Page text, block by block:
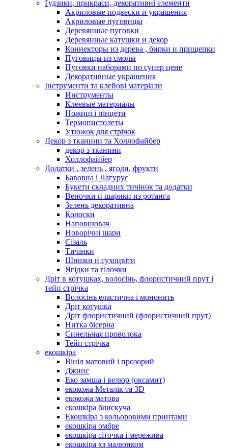
Ґудзики, прикраси, декоративні елементи
Акриловые подвески и украшения
Акриловые пуговицы
Деревянные пуговки
Деревянные катушки и декор
Коннекторы из дерева , бирки и прищепки
Пуговицы из смолы
Пуговки наборами по супер цене
Декоративные украшения
Інструменти та клейові матеріали
Инструменты
Клеевые материалы
Ножиці і пінцети
Термопистолеты
Утюжок для стрічок
Декор з тканини та Холлофайбер
декор з тканини
Холлофайбер
Додатки , зелень , ягоди, фрукти
Бавовна і Лагурус
Букети складних тичінок та додатки
Веночки и шарики из ротанга
Зелень декоративна
Колоски
Наповнювач
Новорічні шари
Сізаль
Тичінки
Шишки и сухоцвіти
Ягідки та гілочки
Дріт в котушках, волосінь, флористичний прут і
тейп стрічка
Волосінь еластична і мононить
Дріт котушка
Дріт флористичний (флористичний прут)
Нитка бісерна
Синельная проволока
Тейп стрічка
екошкіра
Вініл матовий і прозорий
Джинс
Еко замша і велюр (оксамит)
екокожа Металік та 3D
екокожа матова
екошкіра блискуча
Екошкіра з кольоровими принтами
екошкіра омбре
екошкіра сіточка і мережива
екошкіра хз малюнком